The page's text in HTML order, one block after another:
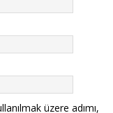
üzere adımı,